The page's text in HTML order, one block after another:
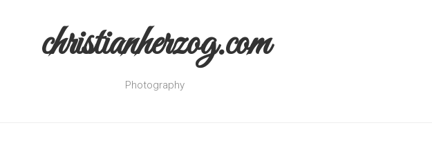
christianherzog.com
Photography